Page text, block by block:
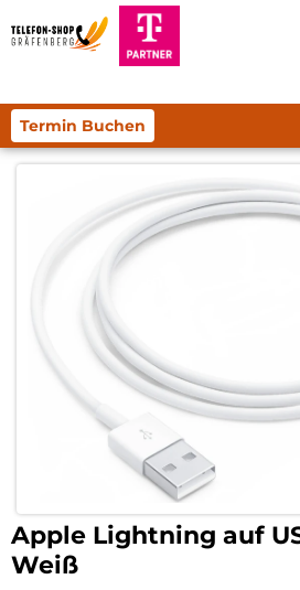
Termin Buchen
Apple Lightning auf
Weiß